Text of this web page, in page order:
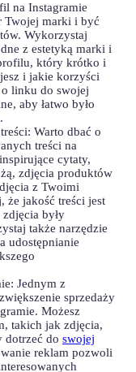
⁤na Instagramie
Twojej marki i być‌
Wykorzystaj
z ‌estetyką marki i​
który krótko i
i jakie korzyści
linku do swojej
aby⁣ łatwo ‍było
Warto dbać o
treści na
cytaty,
zdjęcia produktów
z Twoimi
że ⁢jakość treści jest
były
także‌ narzędzie
udostępnianie⁤
Jednym⁢ z⁢
sprzedaży
Możesz
‌takich jak ⁢zdjęcia,
dotrzeć ⁢do swojej
reklam pozwoli